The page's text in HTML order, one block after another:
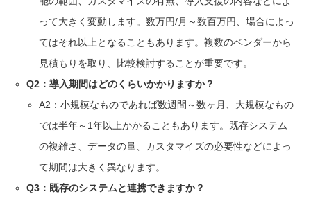
って大きく変動します。数万円/月～数百万円、場合によっ
てはそれ以上となることもあります。複数のベンダーから
見積もりを取り、比較検討することが重要です。
Q2：導入期間はどのくらいかかりますか？
A2：小規模なものであれば数週間～数ヶ月、大規模なもの
では半年～1年以上かかることもあります。既存システム
の複雑さ、データの量、カスタマイズの必要性などによっ
て期間は大きく異なります。
Q3：既存のシステムと連携できますか？